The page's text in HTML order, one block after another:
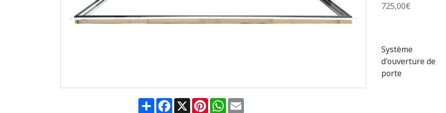
ShareFacebook
X PinterestWhatsApp
Email
725,00€
Système
d'ouverture de
porte